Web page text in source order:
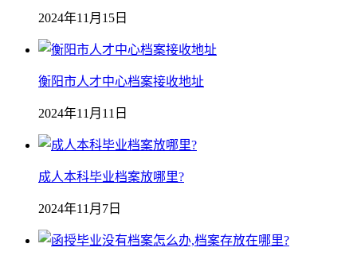
2024年11月15日
衡阳市人才中心档案接收地址
2024年11月11日
成人本科毕业档案放哪里?
2024年11月7日